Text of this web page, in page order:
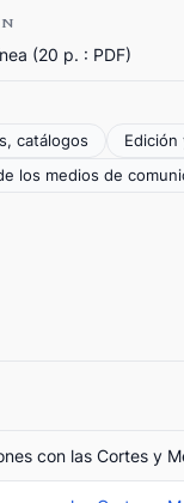
(20 p. : PDF)
catálogos
Edición
los medios de
con las Cortes y